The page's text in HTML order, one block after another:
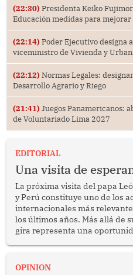
(22:30) Presidenta Keiko
Educación medidas para mejorar
(22:14) Poder Ejecutivo designa
viceministro de Vivienda y
(22:12) Normas Legales:
Desarrollo Agrario y Riego
(21:41) Juegos Panamericanos:
de Voluntariado Lima 2027
EDITORIAL
Una visita de
La próxima visita del papa
y Perú constituye uno de los
internacionales más
los últimos años. Más allá de
gira representa una
enfrenta desafíos en materia
OPINION